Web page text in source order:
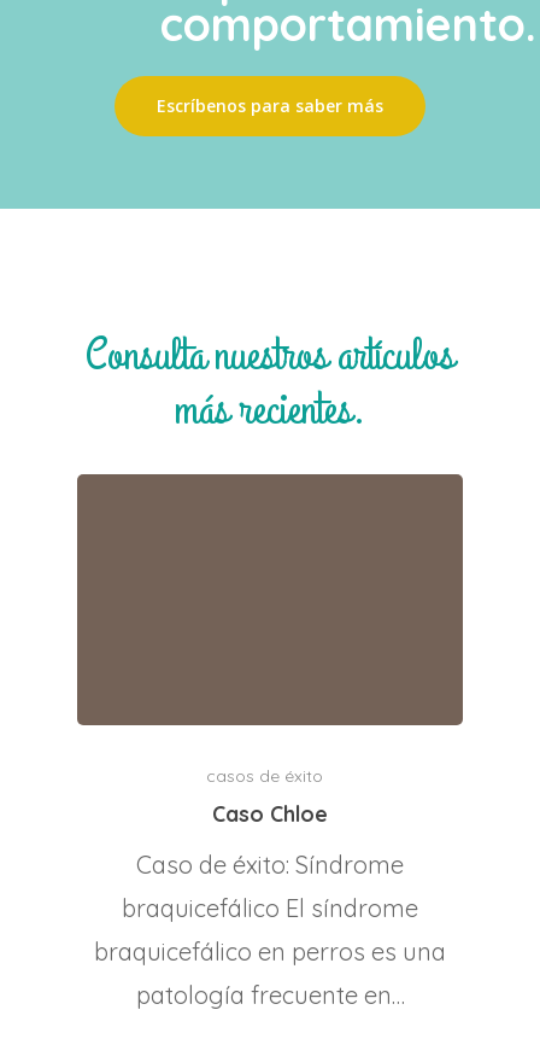
comportamiento.
Escríbenos para saber más
Consulta nuestros artículos
más recientes.
casos de éxito
Caso Chloe
Caso de éxito: Síndrome
braquicefálico El síndrome
braquicefálico en perros es una
patología frecuente en…